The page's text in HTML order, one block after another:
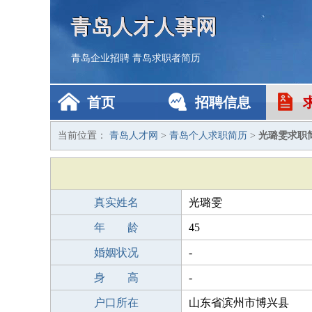
青岛人才人事网
青岛企业招聘 青岛求职者简历
首页 招聘信息
当前位置： 青岛人才网 > 青岛个人求职简历 > 光璐雯求职
真实姓名 光璐雯
年 龄 45
婚姻状况 -
身 高 -
户口所在 山东省滨州市博兴县